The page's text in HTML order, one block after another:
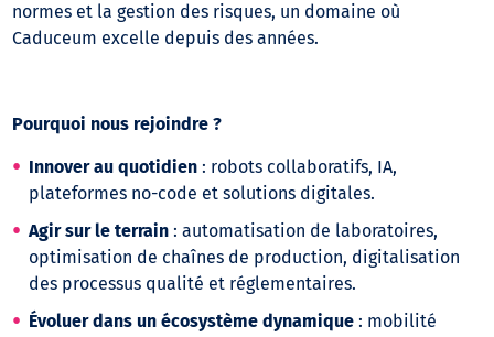
normes et la gestion des risques, un domaine où
Caduceum excelle depuis des années.
Pourquoi nous rejoindre ?
Innover au quotidien : robots collaboratifs, IA,
plateformes no-code et solutions digitales.
Agir sur le terrain : automatisation de laboratoires,
optimisation de chaînes de production, digitalisation
des processus qualité et réglementaires.
Évoluer dans un écosystème dynamique : mobilité